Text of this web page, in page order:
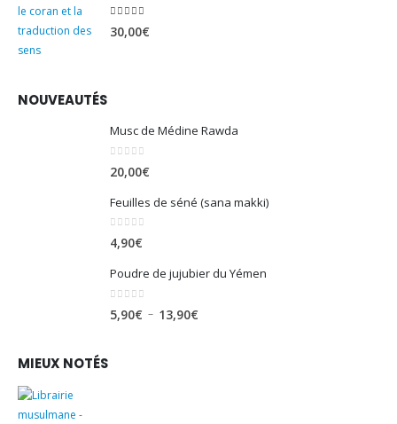
30,00€
NOUVEAUTÉS
Musc de Médine Rawda
20,00€
Feuilles de séné (sana makki)
0 sur 5
4,90€
Poudre de jujubier du Yémen
5,90€ – 13,90€
MIEUX NOTÉS